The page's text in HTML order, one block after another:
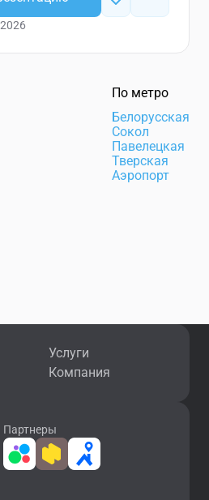
По метро
Белорусская
Сокол
Павелецкая
Тверская
Аэропорт
Услуги
Компания
Партнеры